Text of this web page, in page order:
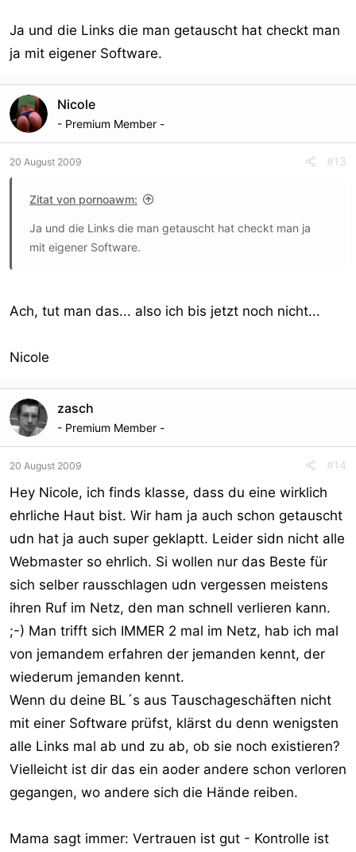
Ja und die Links die man getauscht hat checkt man
ja mit eigener Software.
Nicole
- Premium Member -
20 August 2009 #13
Zitat von pornoawm:
Ja und die Links die man getauscht hat checkt man ja
mit eigener Software.
Ach, tut man das... also ich bis jetzt noch nicht...
Nicole
zasch
- Premium Member -
20 August 2009 #14
Hey Nicole, ich finds klasse, dass du eine wirklich
ehrliche Haut bist. Wir ham ja auch schon getauscht
udn hat ja auch super geklaptt. Leider sidn nicht alle
Webmaster so ehrlich. Si wollen nur das Beste für
sich selber rausschlagen udn vergessen meistens
ihren Ruf im Netz, den man schnell verlieren kann.
;-) Man trifft sich IMMER 2 mal im Netz, hab ich mal
von jemandem erfahren der jemanden kennt, der
wiederum jemanden kennt.
Wenn du deine BL´s aus Tauschageschäften nicht
mit einer Software prüfst, klärst du denn wenigsten
alle Links mal ab und zu ab, ob sie noch existieren?
Vielleicht ist dir das ein aoder andere schon verloren
gegangen, wo andere sich die Hände reiben.
Mama sagt immer: Vertrauen ist gut - Kontrolle ist